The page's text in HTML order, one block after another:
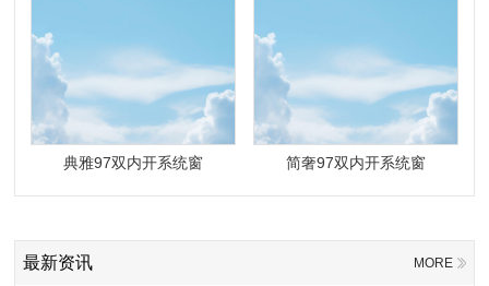
典雅97双内开系统窗 简奢97双内开系统窗
最新资讯 MORE